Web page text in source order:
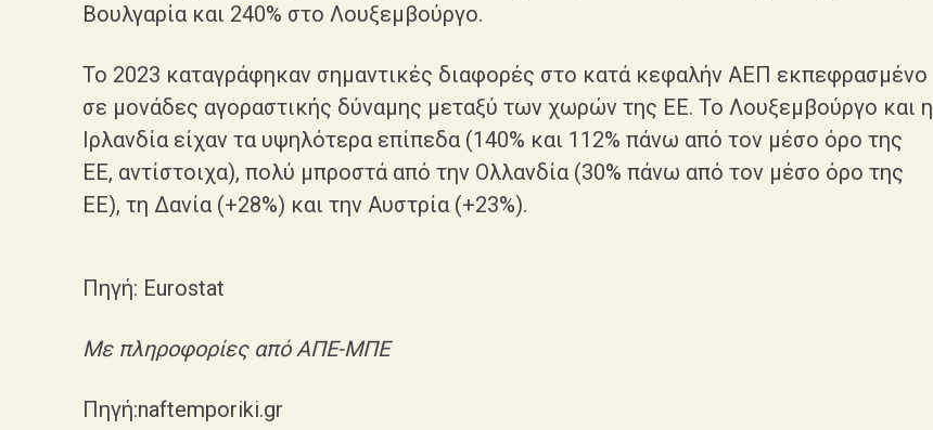
Βουλγαρία και 240% στο Λουξεμβούργο.
Το 2023 καταγράφηκαν σημαντικές διαφορές στο κατά κεφαλήν ΑΕΠ εκπεφρασμένο
σε μονάδες αγοραστικής δύναμης μεταξύ των χωρών της ΕΕ. Το Λουξεμβούργο και η
Ιρλανδία είχαν τα υψηλότερα επίπεδα (140% και 112% πάνω από τον μέσο όρο της
ΕΕ, αντίστοιχα), πολύ μπροστά από την Ολλανδία (30% πάνω από τον μέσο όρο της
ΕΕ), τη Δανία (+28%) και την Αυστρία (+23%).
Πηγή: Eurostat
Με πληροφορίες από ΑΠΕ-ΜΠΕ
Πηγή:naftemporiki.gr